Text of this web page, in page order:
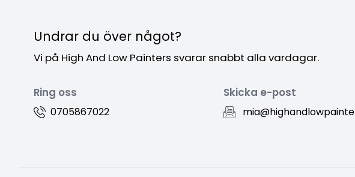
Undrar du över något?
Vi på High And Low Painters svarar snabbt alla vardagar.
Ring oss
0705867022
Skicka e-post